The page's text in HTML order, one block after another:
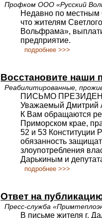
Профком ООО «Русский
Недавно по
что жителям
Вольфрама»,
предприятие.
подробнее >>>
Восстановите наши
Реабилитированные,
ПИСЬМО
Уважаемый Дмитрий
К Вам обращаются
Приморском крае,
52 и 53 Конституции
обязанность
злоупотребления
Дарькиным и
подробнее >>>
Ответ на
Пресс-служба
В письме жителя г.